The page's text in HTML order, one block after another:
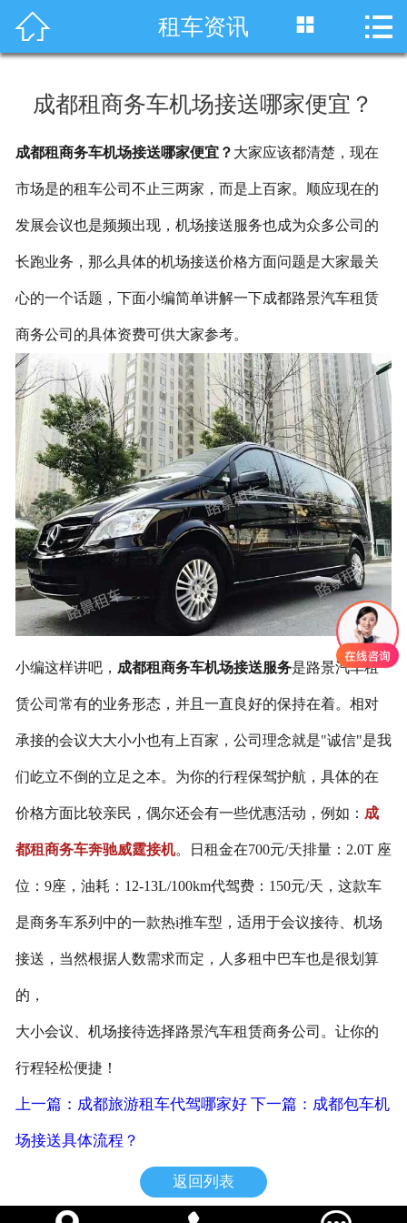
 首页
川藏线租车
服务项目
租车资讯
租车价格
成功案例
关于我们
联系我们
 租车资讯  
成都租商务车机场接送哪家便宜？
成都租商务车机场接送哪家便宜？ 大家应该都清楚，现在
市场是的租车公司不止三两家，而是上百家。顺应现在的
发展会议也是频频出现，机场接送服务也成为众多公司的
长跑业务，那么具体的机场接送价格方面问题是大家最关
心的一个话题，下面小编简单讲解一下成都路景汽车租赁
商务公司的具体资费可供大家参考。
小编这样讲吧， 成都租商务车机场接送服务是路景汽车租
赁公司常有的业务形态，并且一直良好的保持在着。相对
承接的会议大大小小也有上百家，公司理念就是"诚信"是我
们屹立不倒的立足之本。为你的行程保驾护航，具体的在
价格方面比较亲民，偶尔还会有一些优惠活动，例如： 成
都租商务车奔驰威霆接机。 日租金在700元/天排量：2.0T 座
位：9座，油耗：12-13L/100km代驾费：150元/天， 这款车
是商务车系列中的一款热i推车型，适用于会议接待、机场
接送， 当然根据人数需求而定，人多租中巴车也是很划算
的，
大小会议、机场接待选择路景汽车租赁商务公司。 让你的
行程轻松便捷！
上一篇：成都旅游租车代驾哪家好 下一篇：成都包车机
场接送具体流程？
返回列表